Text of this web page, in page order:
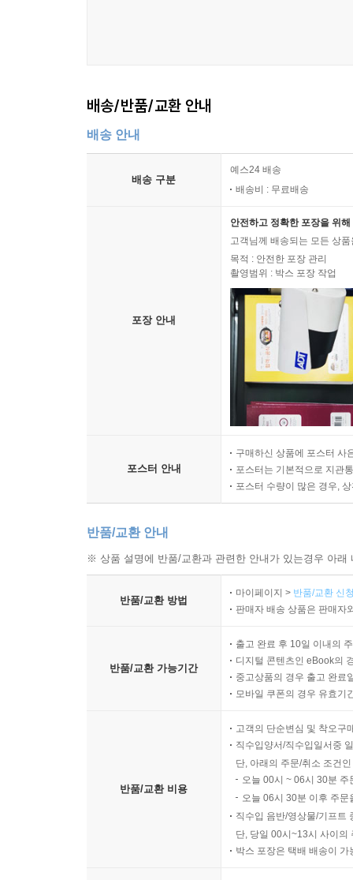
배송/반품/교환 안내
배송 안내
배송 구분
예스24 배송
배송비 : 무료배송
포장 안내
안전하고 정확한 포장을 위
고객님께 배송되는 모든 상
목적 : 안전한 포장 관리
촬영범위 : 박스 포장 작업
포스터 안내
구매하신 상품에 포스터 사
포스터는 기본적으로 지관
포스터 수량이 많은 경우,
반품/교환 안내
※ 상품 설명에 반품/교환과 관련한 안내가 있는경우 아
반품/교환 방법
마이페이지 > 반품/교환 신
판매자 배송 상품은 판매자
반품/교환 가능기간
출고 완료 후 10일 이내의
디지털 콘텐츠인 eBook의
중고상품의 경우 출고 완료
모바일 쿠폰의 경우 유효기
반품/교환 비용
고객의 단순변심 및 착오구
직수입양서/직수입일서중
단, 아래의 주문/취소 조건
오늘 00시 ~ 06시 30분
오늘 06시 30분 이후 주
직수입 음반/영상물/기프트
단, 당일 00시~13시 사이의
박스 포장은 택배 배송이